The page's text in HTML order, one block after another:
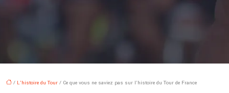
/ L'histoire du Tour / Ce que vous ne saviez pas sur l’histoire du Tour de France